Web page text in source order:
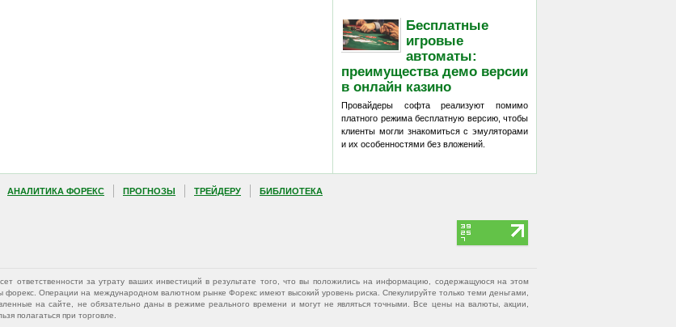
Бесплатные
игровые
автоматы:
преимущества демо версии
в онлайн казино
Провайдеры софта реализуют помимо
платного режима бесплатную версию, чтобы
клиенты могли знакомиться с эмуляторами
и их особенностями без вложений.
АНАЛИТИКА ФОРЕКС ПРОГНОЗЫ ТРЕЙДЕРУ БИБЛИОТЕКА
ответственности за утрату ваших инвестиций в результате того, что вы положились на информацию, содержащуюся на этом
форекс. Операции на международном валютном рынке Форекс имеют высокий уровень риска. Спекулируйте только теми деньгами,
на сайте, не обязательно даны в режиме реального времени и могут не являться точными. Все цены на валюты, акции,
полагаться при торговле.